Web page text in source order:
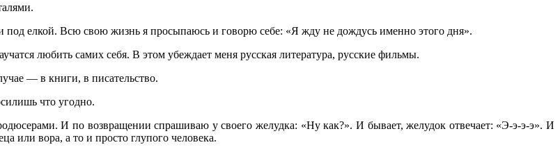
под елкой. Всю свою жизнь я просыпаюсь и говорю себе: «Я жду не дождусь именно этого дня».
любить самих себя. В этом убеждает меня русская литература, русские фильмы.
— в книги, в писательство.
что угодно.
И по возвращении спрашиваю у своего желудка: «Ну как?». И бывает, желудок отвечает: «Э-э-э-э». И
или вора, а то и просто глупого человека.